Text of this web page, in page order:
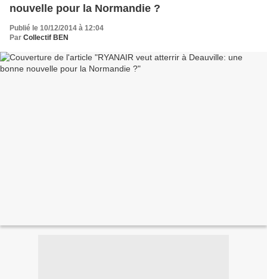
nouvelle pour la Normandie ?
Publié le 10/12/2014 à 12:04
Par Collectif BEN